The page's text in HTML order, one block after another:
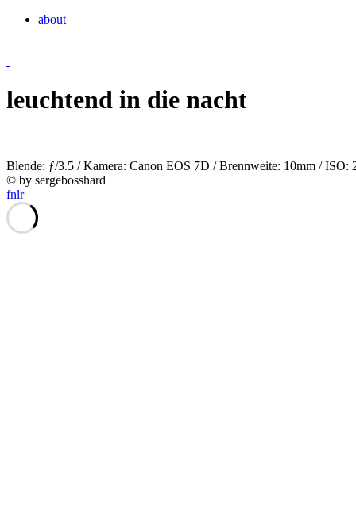
about
leuchtend in die nacht
Blende: ƒ/3.5 / Kamera: Canon EOS 7D / Brennweite: 10mm / ISO:
© by sergebosshard
fnlr